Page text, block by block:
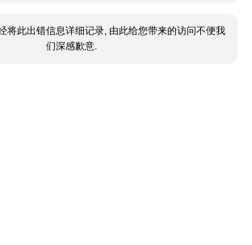
将此出错信息详细记录, 由此给您带来的访问不便我
们深感歉意.